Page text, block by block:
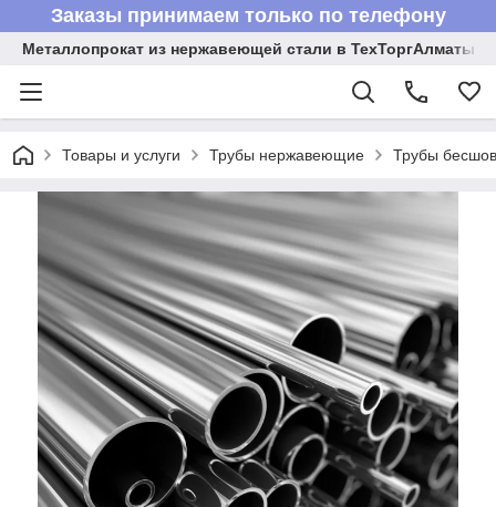
Заказы принимаем только по телефону
Металлопрокат из нержавеющей стали в ТехТоргАлматы
Товары и услуги Трубы нержавеющие Трубы